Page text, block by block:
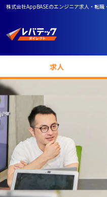
株式会社AppBASEのエンジニア求人・転
求人